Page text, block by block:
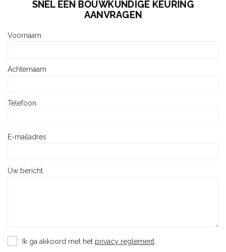
SNEL EEN BOUWKUNDIGE KEURING
AANVRAGEN
Voornaam
Achternaam
Telefoon
E-mailadres
Uw bericht
Ik ga akkoord met het privacy reglement.